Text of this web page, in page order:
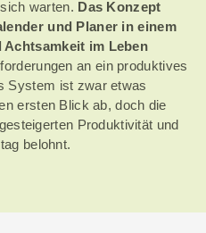
warten. Das Konzept
und Planer in einem
im Leben
an ein produktives
System ist zwar etwas
ersten Blick ab, doch die
Produktivität und
belohnt.